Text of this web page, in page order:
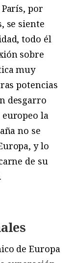
por
se siente
todo él
sobre
muy
potencias
desgarro
la
no se
y lo
de su
de Europa